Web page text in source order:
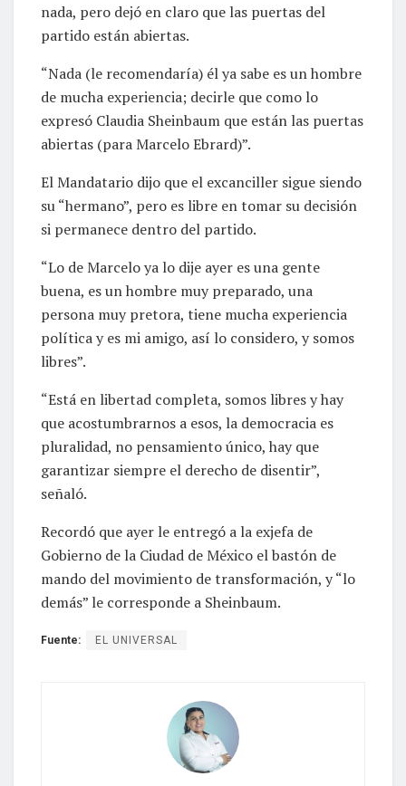
nada, pero dejó en claro que las puertas del
partido están abiertas.
“Nada (le recomendaría) él ya sabe es un hombre
de mucha experiencia; decirle que como lo
expresó Claudia Sheinbaum que están las puertas
abiertas (para Marcelo Ebrard)”.
El Mandatario dijo que el excanciller sigue siendo
su “hermano”, pero es libre en tomar su decisión
si permanece dentro del partido.
“Lo de Marcelo ya lo dije ayer es una gente
buena, es un hombre muy preparado, una
persona muy pretora, tiene mucha experiencia
política y es mi amigo, así lo considero, y somos
libres”.
“Está en libertad completa, somos libres y hay
que acostumbrarnos a esos, la democracia es
pluralidad, no pensamiento único, hay que
garantizar siempre el derecho de disentir”,
señaló.
Recordó que ayer le entregó a la exjefa de
Gobierno de la Ciudad de México el bastón de
mando del movimiento de transformación, y “lo
demás” le corresponde a Sheinbaum.
Fuente: EL UNIVERSAL